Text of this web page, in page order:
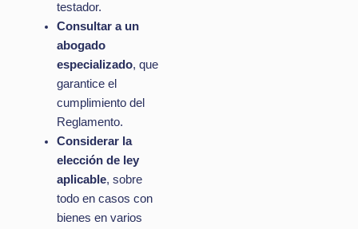
testador.
Consultar a un
abogado
especializado, que
garantice el
cumplimiento del
Reglamento.
Considerar la
elección de ley
aplicable, sobre
todo en casos con
bienes en varios